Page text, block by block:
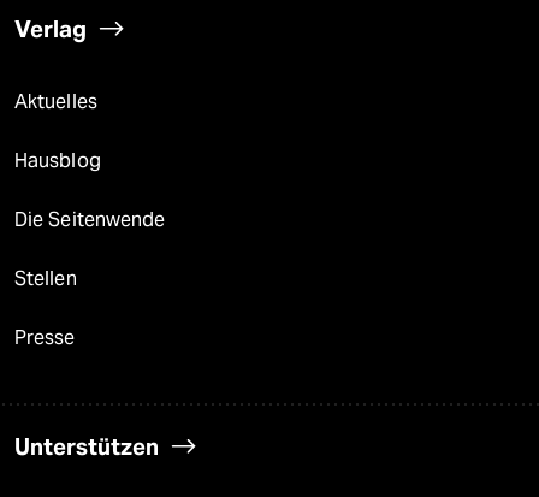
Verlag
Aktuelles
Hausblog
Die Seitenwende
Stellen
Presse
Unterstützen